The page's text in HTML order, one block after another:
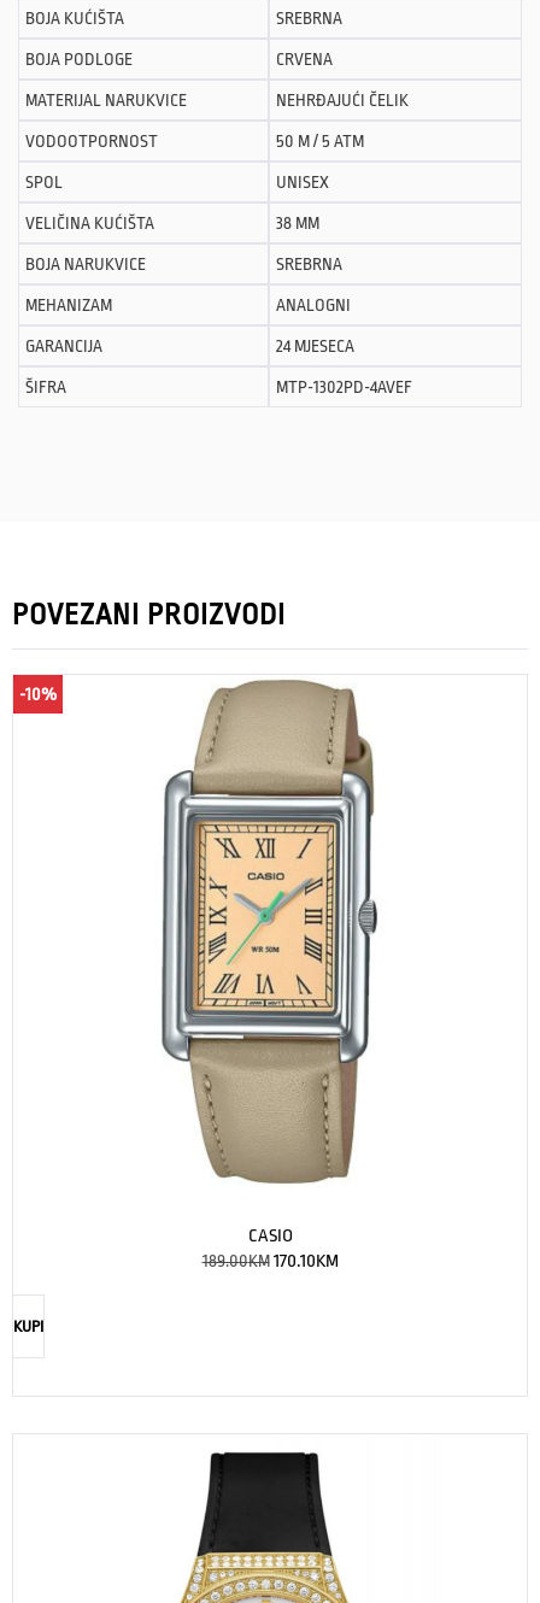
BOJA KUĆIŠTA SREBRNA
BOJA PODLOGE CRVENA
MATERIJAL NARUKVICE NEHRĐAJUĆI ČELIK
VODOOTPORNOST 50 M / 5 ATM
SPOL UNISEX
VELIČINA KUĆIŠTA 38 MM
BOJA NARUKVICE SREBRNA
MEHANIZAM ANALOGNI
GARANCIJA 24 MJESECA
ŠIFRA MTP-1302PD-4AVEF
POVEZANI PROIZVODI
-10%
CASIO
189.00KM 170.10KM
KUPI